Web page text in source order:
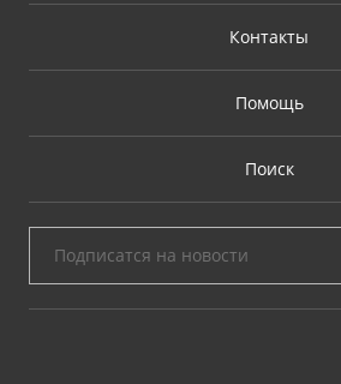
Контакты
Помощь
Поиск